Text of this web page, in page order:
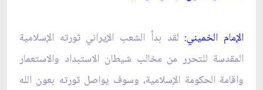
الإمام الخميني: لقد بدأ الشعب الإيراني ثورته الإسلامية
المقدسة للتحرر من مخالب شيطان الاستبداد والاستعمار
واقامة الحكومة الإسلامية، وسوف يواصل ثورته بعون الله